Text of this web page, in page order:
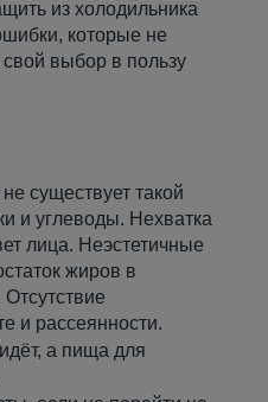
из холодильника
ибки, которые не
выбор в пользу
существует такой
и углеводы. Нехватка
лица. Неэстетичные
жиров в
и рассеянности.
а пища для